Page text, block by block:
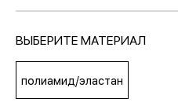
МЕДИА
ПОКУПАТЕЛЯМ
ВЫБЕРИТЕ МАТЕРИАЛ
полиамид/эластан